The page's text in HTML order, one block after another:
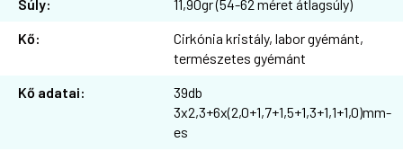
Súly:
11,90gr (54-62 méret átlagsúly)
Kő:
Cirkónia kristály, labor gyémánt,
természetes gyémánt
Kő adatai:
39db
3x2,3+6x(2,0+1,7+1,5+1,3+1,1+1,0)mm-
es